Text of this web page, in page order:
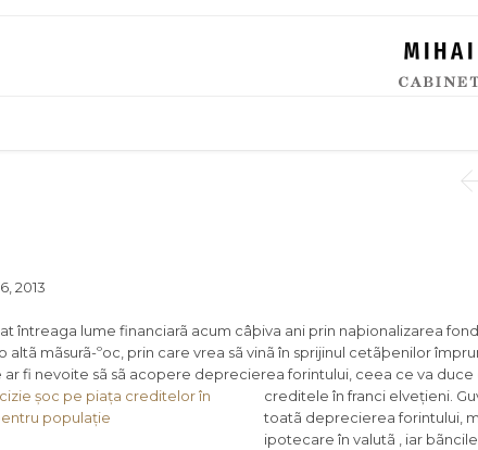
2013
întreaga lume financiarã acum câþiva ani prin naþionalizarea
altã mãsurã-ºoc, prin care vrea sã vinã în sprijinul cetãþenilor
fi nevoite sã sã acopere deprecierea forintului, ceea ce va duce
creditele în franci elvețieni.
toatã deprecierea forintului,
ipotecare în valutã , iar